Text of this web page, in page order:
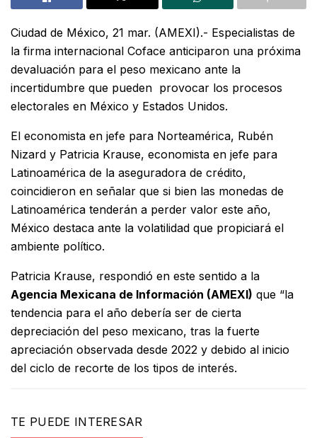
Ciudad de México, 21 mar. (AMEXI).- Especialistas de
la firma internacional Coface anticiparon una próxima
devaluación para el peso mexicano ante la
incertidumbre que pueden provocar los procesos
electorales en México y Estados Unidos.
El economista en jefe para Norteamérica, Rubén
Nizard y Patricia Krause, economista en jefe para
Latinoamérica de la aseguradora de crédito,
coincidieron en señalar que si bien las monedas de
Latinoamérica tenderán a perder valor este año,
México destaca ante la volatilidad que propiciará el
ambiente político.
Patricia Krause, respondió en este sentido a la
Agencia Mexicana de Información (AMEXI) que “la
tendencia para el año debería ser de cierta
depreciación del peso mexicano, tras la fuerte
apreciación observada desde 2022 y debido al inicio
del ciclo de recorte de los tipos de interés.
TE PUEDE INTERESAR